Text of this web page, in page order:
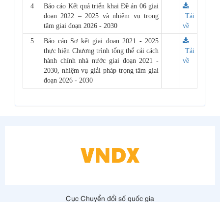
4
Báo cáo Kết quả triển khai Đề án 06 giai
đoạn 2022 – 2025 và nhiệm vụ trọng
tâm giai đoạn 2026 - 2030
Tải
về
5
Báo cáo Sơ kết giai đoạn 2021 - 2025
thực hiện Chương trình tổng thể cải cách
hành chính nhà nước giai đoạn 2021 -
2030, nhiệm vụ giải pháp trọng tâm giai
đoạn 2026 - 2030
Tải
về
Cục Chuyển đổi số quốc gia